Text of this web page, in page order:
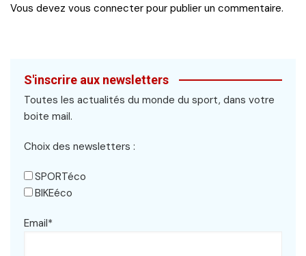
Vous devez vous connecter pour publier un commentaire.
S'inscrire aux newsletters
Toutes les actualités du monde du sport, dans votre
boite mail.
Choix des newsletters :
SPORTéco
BIKEéco
Email*